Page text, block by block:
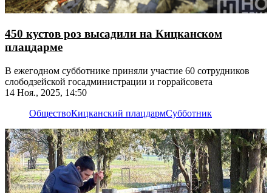
450 кустов роз высадили на Кицканском
плацдарме
В ежегодном субботнике приняли участие 60 сотрудников
слободзейской госадминистрации и горрайсовета
14 Ноя., 2025, 14:50
ОбществоКицканский плацдармСубботник